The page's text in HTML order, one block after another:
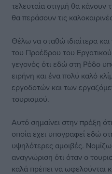
τελευταία στιγμή θα κάνουν
θα περάσουν τις
Θέλω να σταθώ ιδιαίτερα
του Προέδρου του
γεγονός ότι εδώ στη Ρόδο
ειρήνη και ένα πολύ καλό
εργοδοτών και των
τουρισμού.
Αυτό σημαίνει στην πράξη
οποία έχει υπογραφεί εδώ
υψηλότερες αμοιβές. Νομίζω
αναγνώριση ότι όταν ο
καλά πρέπει να ωφελούνται